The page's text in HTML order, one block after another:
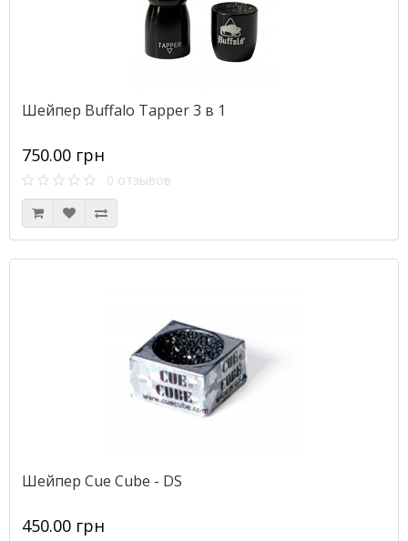
Шейпер Buffalo Tapper 3 в 1
750.00 грн
0 отзывов
Шейпер Cue Cube - DS
450.00 грн